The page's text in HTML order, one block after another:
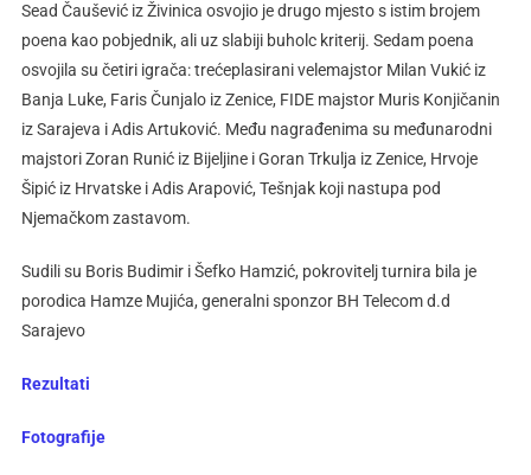
Sead Čaušević iz Živinica osvojio je drugo mjesto s istim brojem
poena kao pobjednik, ali uz slabiji buholc kriterij. Sedam poena
osvojila su četiri igrača: trećeplasirani velemajstor Milan Vukić iz
Banja Luke, Faris Čunjalo iz Zenice, FIDE majstor Muris Konjičanin
iz Sarajeva i Adis Artuković. Među nagrađenima su međunarodni
majstori Zoran Runić iz Bijeljine i Goran Trkulja iz Zenice, Hrvoje
Šipić iz Hrvatske i Adis Arapović, Tešnjak koji nastupa pod
Njemačkom zastavom.
Sudili su Boris Budimir i Šefko Hamzić, pokrovitelj turnira bila je
porodica Hamze Mujića, generalni sponzor BH Telecom d.d
Sarajevo
Rezultati
Fotografije